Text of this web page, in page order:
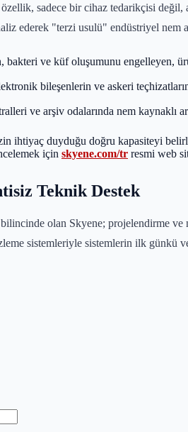
sadece bir cihaz tedarikçisi değil,
ederek "terzi usulü" endüstriyel nem
bakteri ve küf oluşumunu engelleyen,
bileşenlerin ve askeri
ve arşiv odalarında nem kaynaklı
ihtiyaç duyduğu doğru kapasiteyi
için skyene.com/tr resmi web
Teknik Destek
olan Skyene; projelendirme
sistemleriyle sistemlerin ilk günkü